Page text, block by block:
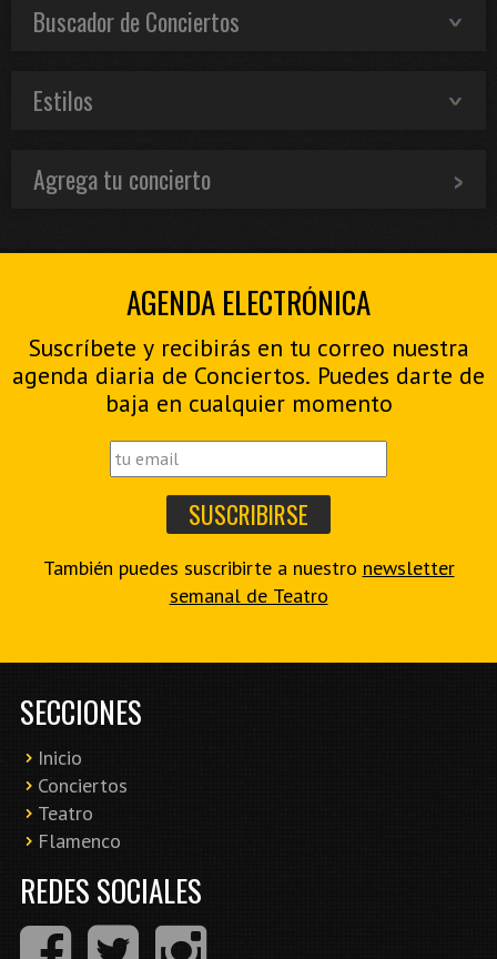
Buscador de Conciertos
Estilos
Agrega tu concierto
AGENDA ELECTRÓNICA
Suscríbete y recibirás en tu correo nuestra
agenda diaria de Conciertos. Puedes darte de
baja en cualquier momento
También puedes suscribirte a nuestro newsletter
semanal de Teatro
SECCIONES
Inicio
Conciertos
Teatro
Flamenco
REDES SOCIALES